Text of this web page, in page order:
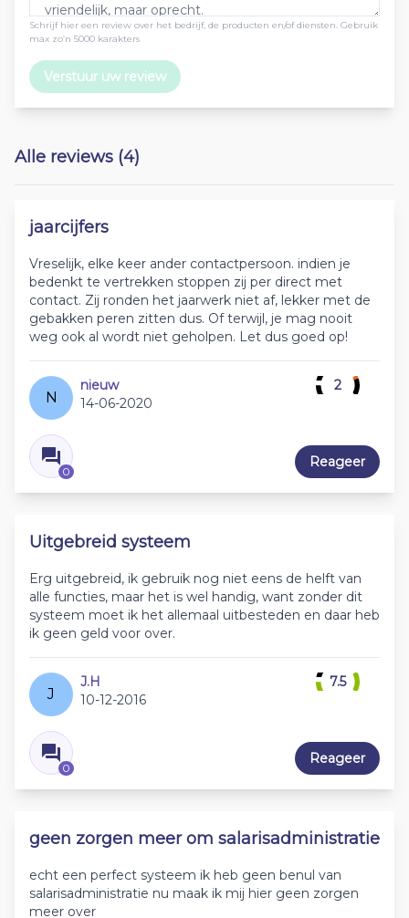
Schrijf hier een review over het bedrijf, de producten en/of diensten. Gebruik
max zo’n 5000 karakters
Verstuur uw review
Alle reviews (4)
jaarcijfers
Vreselijk, elke keer ander contactpersoon. indien je
bedenkt te vertrekken stoppen zij per direct met
contact. Zij ronden het jaarwerk niet af, lekker met de
gebakken peren zitten dus. Of terwijl, je mag nooit
weg ook al wordt niet geholpen. Let dus goed op!
N
nieuw
14-06-2020
0
2
Reageer
Uitgebreid systeem
Erg uitgebreid, ik gebruik nog niet eens de helft van
alle functies, maar het is wel handig, want zonder dit
systeem moet ik het allemaal uitbesteden en daar heb
ik geen geld voor over.
J
J.H
10-12-2016
0
7.5
Reageer
geen zorgen meer om salarisadministratie
echt een perfect systeem ik heb geen benul van
salarisadministratie nu maak ik mij hier geen zorgen
meer over